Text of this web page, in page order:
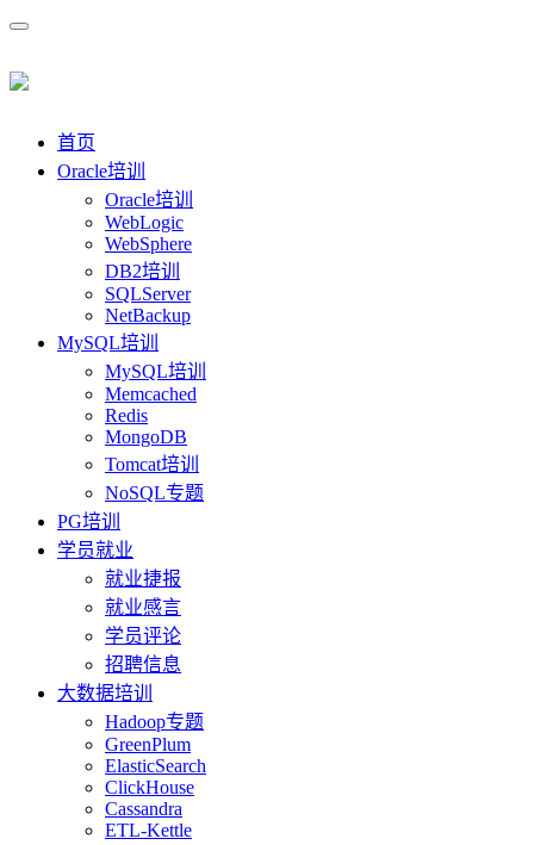
首页
Oracle培训
Oracle培训
WebLogic
WebSphere
DB2培训
SQLServer
NetBackup
MySQL培训
MySQL培训
Memcached
Redis
MongoDB
Tomcat培训
NoSQL专题
PG培训
学员就业
就业捷报
就业感言
学员评论
招聘信息
大数据培训
Hadoop专题
GreenPlum
ElasticSearch
ClickHouse
Cassandra
ETL-Kettle